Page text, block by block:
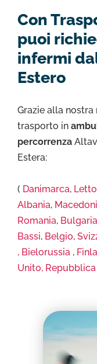
Con
puoi
infermi
Estero
Grazie alla
trasporto in
percorrenza
Estera:
( Danimarca,
Albania,
Romania, Bulgaria
Bassi, Belgio,
, Bielorussia ,
Unito, Repubblica